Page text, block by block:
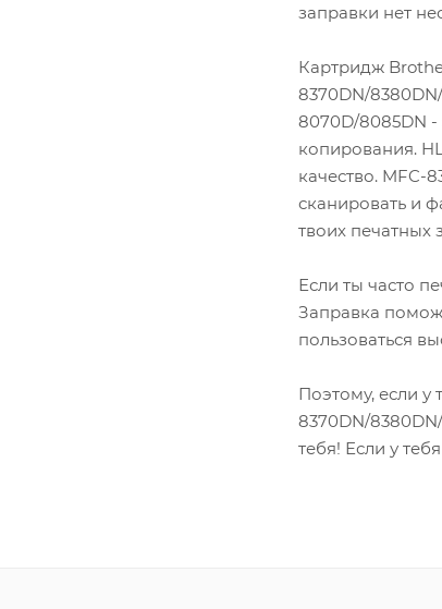
заправки нет
Картридж
8370DN/
8070D/8085DN
копирования.
качество. MFC-
сканировать и
твоих печатных
Если ты часто
Заправка
пользоваться
Поэтому, если у
8370DN/
тебя! Если у